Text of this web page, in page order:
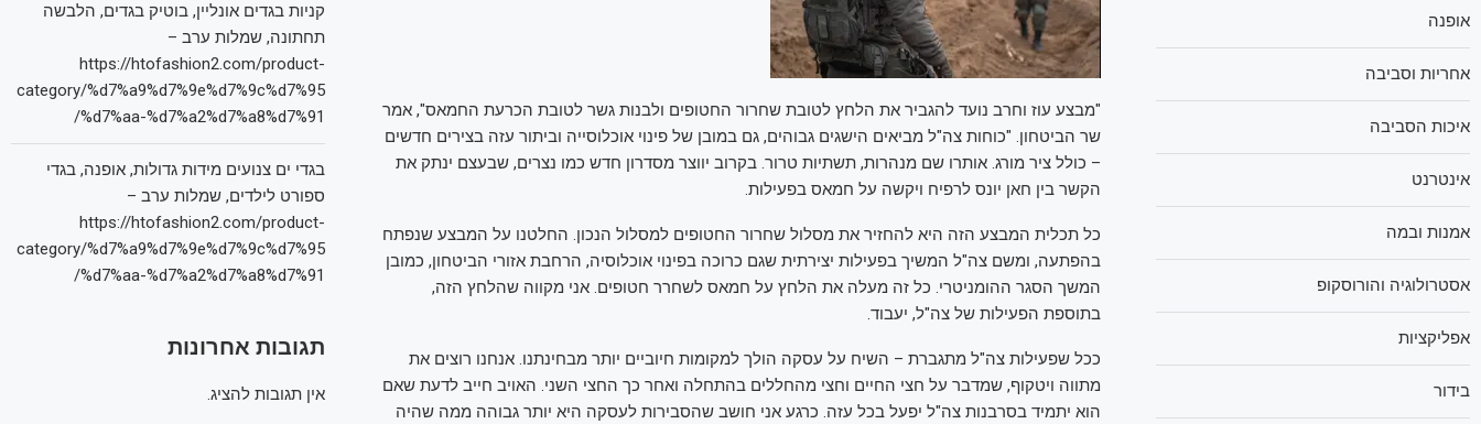
"מבצע עוז וחרב נועד להגביר את הלחץ לטובת שחרור החטופים ולבנות גשר לטובת הכרעת החמאס", אמר
שר הביטחון. "כוחות צה"ל מביאים הישגים גבוהים, גם במובן של פינוי אוכלוסייה וביתור עזה בצירים חדשים
– כולל ציר מורג. אותרו שם מנהרות, תשתיות טרור. בקרוב יווצר מסדרון חדש כמו נצרים, שבעצם ינתק את
הקשר בין חאן יונס לרפיח ויקשה על חמאס בפעילות.
כל תכלית המבצע הזה היא להחזיר את מסלול שחרור החטופים למסלול הנכון. החלטנו על המבצע שנפתח
בהפתעה, ומשם צה"ל המשיך בפעילות יצירתית שגם כרוכה בפינוי אוכלוסיה, הרחבת אזורי הביטחון, כמובן
המשך הסגר ההומניטרי. כל זה מעלה את הלחץ על חמאס לשחרר חטופים. אני מקווה שהלחץ הזה,
בתוספת הפעילות של צה"ל, יעבוד.
ככל שפעילות צה"ל מתגברת – השיח על עסקה הולך למקומות חיוביים יותר מבחינתנו. אנחנו רוצים את
מתווה ויטקוף, שמדבר על חצי החיים וחצי מהחללים בהתחלה ואחר כך החצי השני. האויב חייב לדעת שאם
הוא יתמיד בסרבנות צה"ל יפעל בכל עזה. כרגע אני חושב שהסבירות לעסקה היא יותר גבוהה ממה שהיה
קניות בגדים אונליין, בוטיק בגדים, הלבשה
תחתונה, שמלות ערב –
https://htofashion2.com/product-
category/%d7%a9%d7%9e%d7%9c%d7%95
%d7%aa-%d7%a2%d7%a8%d7%91/
בגדי ים צנועים מידות גדולות, אופנה, בגדי
ספורט לילדים, שמלות ערב –
https://htofashion2.com/product-
category/%d7%a9%d7%9e%d7%9c%d7%95
%d7%aa-%d7%a2%d7%a8%d7%91/
תגובות אחרונות
אין תגובות להציג.
אופנה
אחריות וסביבה
איכות הסביבה
אינטרנט
אמנות ובמה
אסטרולוגיה והורוסקופ
אפליקציות
בידור